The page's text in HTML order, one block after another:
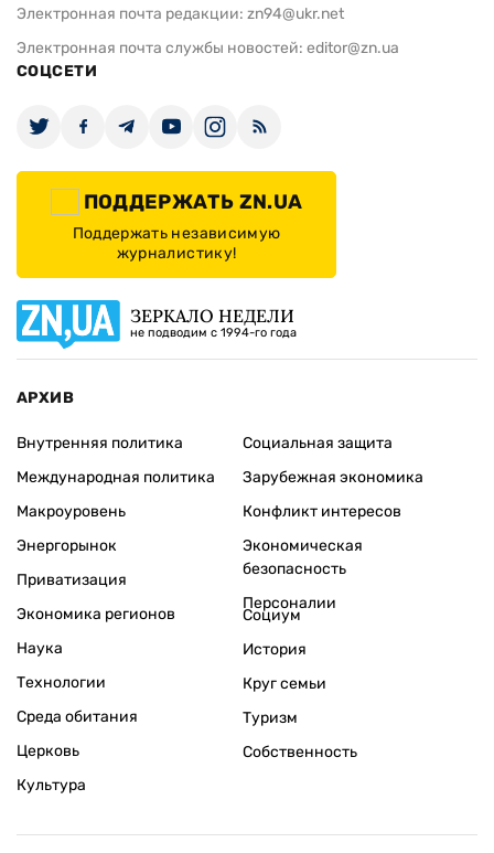
Электронная почта редакции: zn94@ukr.net
Электронная почта службы новостей: editor@zn.ua
СОЦСЕТИ
ПОДДЕРЖАТЬ ZN.UA
Поддержать независимую
журналистику!
ЗЕРКАЛО НЕДЕЛИ
не подводим с 1994-го года
АРХИВ
Внутренняя политика
Международная политика
Макроуровень
Энергорынок
Приватизация
Экономика регионов
Социальная защита
Зарубежная экономика
Конфликт интересов
Экономическая
безопасность
Персоналии
Наука
Технологии
Среда обитания
Церковь
Культура
Социум
История
Круг семьи
Туризм
Собственность